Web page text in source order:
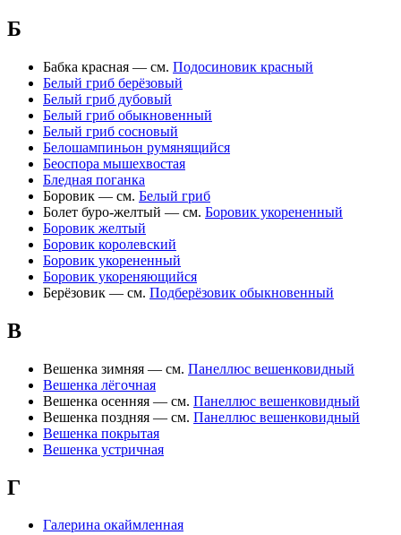
Б
Бабка красная — см. Подосиновик красный
Белый гриб берёзовый
Белый гриб дубовый
Белый гриб обыкновенный
Белый гриб сосновый
Белошампиньон румянящийся
Беоспора мышехвостая
Бледная поганка
Боровик — см. Белый гриб
Болет буро-желтый — см. Боровик укорененный
Боровик желтый
Боровик королевский
Боровик укорененный
Боровик укореняющийся
Берёзовик — см. Подберёзовик обыкновенный
В
Вешенка зимняя — см. Панеллюс вешенковидный
Вешенка лёгочная
Вешенка осенняя — см. Панеллюс вешенковидный
Вешенка поздняя — см. Панеллюс вешенковидный
Вешенка покрытая
Вешенка устричная
Г
Галерина окаймленная